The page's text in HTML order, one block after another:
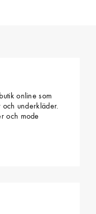
online som
underkläder.
och mode